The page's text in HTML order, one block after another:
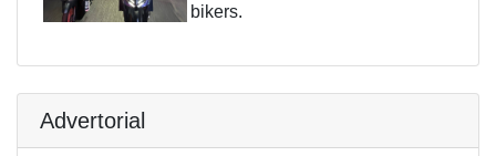
bikers.
Advertorial